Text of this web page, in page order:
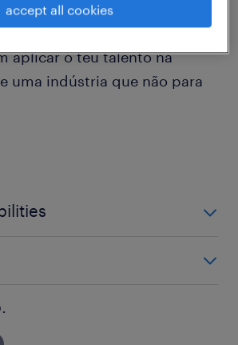
desafio técnico em
aplicar o teu talento na
uma indústria que não para
da produção e
técnica niv. III ou superior
de Mecatrónica, Eletromecânica,
accept all cookies